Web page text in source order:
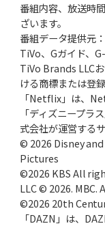
番組内容、放送時
ざいます。
番組データ提供元
TiVo、Gガイド、
TiVo Brands LLC
ける商標または登
「Netflix」は、
「ディズニープラ
式会社が運営するサ
© 2026 Disney
Pictures
©2026 KBS All
LLC © 2026.
©2026 20th
「DAZN」は、